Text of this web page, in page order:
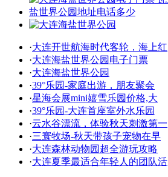
·大连开世航海时代客轮，海上红
·大连海盐世界公园电子门票
·大连海盐世界公园
·39°乐园-家庭出游，朋友聚会
·星海会展mini嬉雪乐园价格,大
·39°乐园-大连首座室外水乐园
·云水谷漂流，体验秋天刺激第一
·三寰牧场-秋天带孩子宠物在早
·大连森林动物园超全游玩攻略
·大连夏季最适合年轻人的团队活